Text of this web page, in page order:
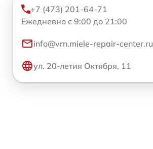
+7 (473) 201-64-71
Ежедневно с 9:00 до 21:00
info@vrn.miele-repair-center.ru
ул. 20-летия Октября, 11